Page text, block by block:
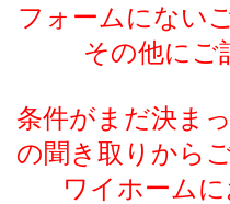
フォームにない
その他にご
条件がまだ決ま
の聞き取りから
ワイホーム